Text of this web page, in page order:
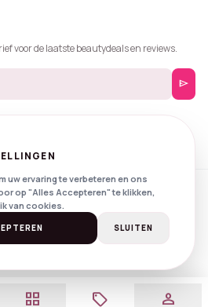
grid_view local_offer person
voor de laatste beautydeals en reviews.
send
Beautyprijzen.
with
byNXS Digital
PrivacyVoorwaarden
uw ervaring te verbeteren en ons
op "Alles Accepteren" te klikken,
van cookies.
SLUITEN